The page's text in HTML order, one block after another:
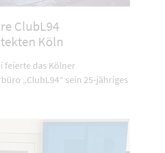
ClubL94
Köln
feierte das Kölner
„ClubL94“ sein 25-jähriges